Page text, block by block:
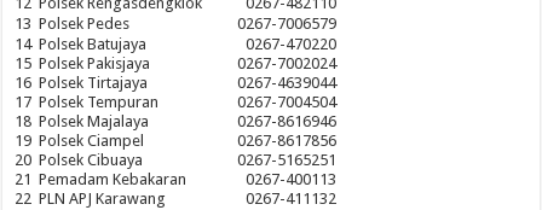
13 Polsek Pedes
0267-7006579
14 Polsek Batujaya
0267-470220
15 Polsek Pakisjaya
0267-7002024
16 Polsek Tirtajaya
0267-4639044
17 Polsek Tempuran
0267-7004504
18 Polsek Majalaya
0267-8616946
19 Polsek Ciampel
0267-8617856
20 Polsek Cibuaya
0267-5165251
21 Pemadam Kebakaran
0267-400113
22 PLN APJ Karawang
0267-411132